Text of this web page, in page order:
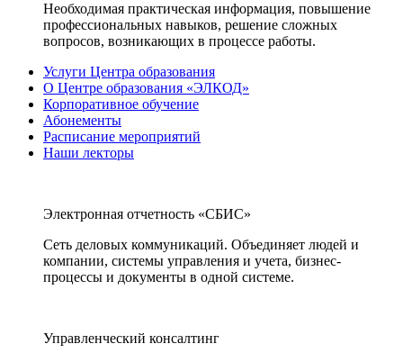
Необходимая практическая информация, повышение
профессиональных навыков, решение сложных
вопросов, возникающих в процессе работы.
Услуги Центра образования
О Центре образования «ЭЛКОД»
Корпоративное обучение
Абонементы
Расписание мероприятий
Наши лекторы
Электронная отчетность «СБИС»
Сеть деловых коммуникаций. Объединяет людей и
компании, системы управления и учета, бизнес-
процессы и документы в одной системе.
Управленческий консалтинг